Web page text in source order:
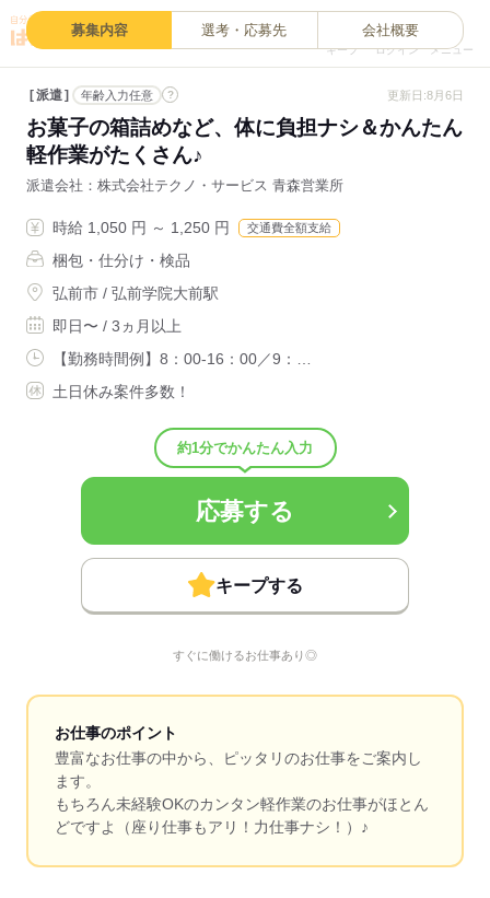
キープ ログイン メニュー
募集内容 選考・応募先 会社概要
派遣 年齢入力任意 ? 更新日:8月6日
お菓子の箱詰めなど、体に負担ナシ＆かんたん
軽作業がたくさん♪
派遣会社 株式会社テクノ・サービス 青森営業所
時給 1,050 円 ～ 1,250 円 交通費全額支給
梱包・仕分け・検品
弘前市 / 弘前学院大前駅
即日〜 / 3ヵ月以上
【勤務時間例】8：00-16：00／9：…
土日休み案件多数！
約1分でかんたん入力
応募する
キープする
すぐに働けるお仕事あり◎
お仕事のポイント
豊富なお仕事の中から、ピッタリのお仕事をご案内し
ます。
もちろん未経験OKのカンタン軽作業のお仕事がほとん
どですよ（座り仕事もアリ！力仕事ナシ！）♪